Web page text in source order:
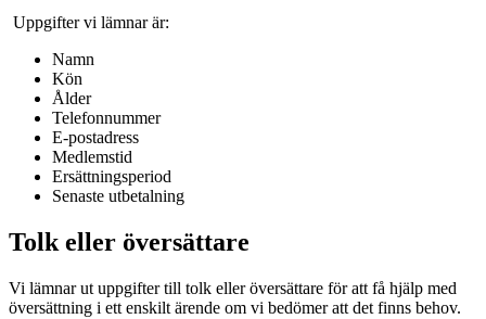
Uppgifter vi lämnar är:
Namn
Kön
Ålder
Telefonnummer
E-postadress
Medlemstid
Ersättningsperiod
Senaste utbetalning
Tolk eller översättare
Vi lämnar ut uppgifter till tolk eller översättare för att få hjälp med
översättning i ett enskilt ärende om vi bedömer att det finns behov.